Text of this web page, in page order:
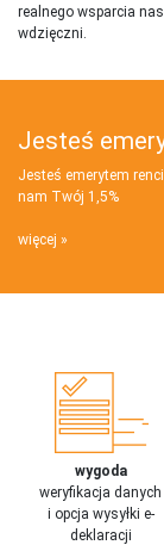
realnego wsparcia
wdzięczni.
Jesteś
Jesteś emerytem
nam Twój 1,5%
więcej
wygoda
weryfikacja danych
i opcja wysyłki e-
deklaracji